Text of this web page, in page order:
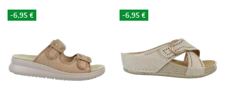
-6,95 € -6,95 €